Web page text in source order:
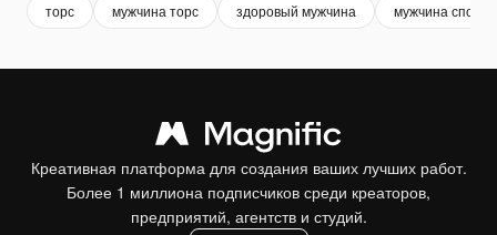
торс мужчина торс здоровый мужчина мужчина
Креативная платформа для создания ваших лучших работ.
Более 1 миллиона подписчиков среди креаторов,
предприятий, агентств и студий.